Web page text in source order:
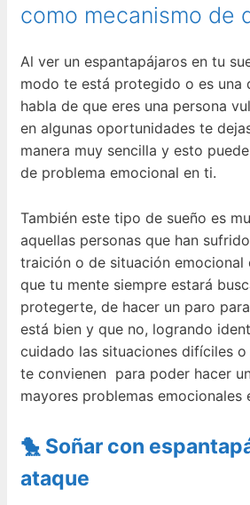
como mecanismo de
Al ver un espantapájaros en tu
modo te está protegido o es una
habla de que eres una persona
en algunas oportunidades te
manera muy sencilla y esto
de problema emocional en ti.
También este tipo de sueño es
aquellas personas que han
traición o de situación emocional
que tu mente siempre estará
protegerte, de hacer un paro
está bien y que no, logrando
cuidado las situaciones difíciles o
te convienen para poder hacer
mayores problemas emocionales
🐤 Soñar con
ataque